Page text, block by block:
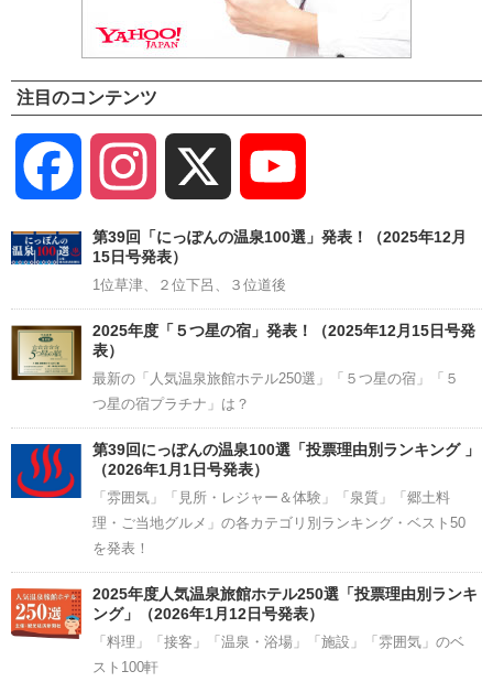
注目のコンテンツ
Facebook Instagram
Channel
第39回「にっぽんの温泉100選」発表！（2025年12月
15日号発表）
1位草津、２位下呂、３位道後
2025年度「５つ星の宿」発表！（2025年12月15日号発
表）
最新の「人気温泉旅館ホテル250選」「５つ星の宿」「５
つ星の宿プラチナ」は？
第39回にっぽんの温泉100選「投票理由別ランキング 」
（2026年1月1日号発表）
「雰囲気」「見所・レジャー＆体験」「泉質」「郷土料
理・ご当地グルメ」の各カテゴリ別ランキング・ベスト50
を発表！
2025年度人気温泉旅館ホテル250選「投票理由別ランキ
ング」（2026年1月12日号発表）
「料理」「接客」「温泉・浴場」「施設」「雰囲気」のベ
スト100軒